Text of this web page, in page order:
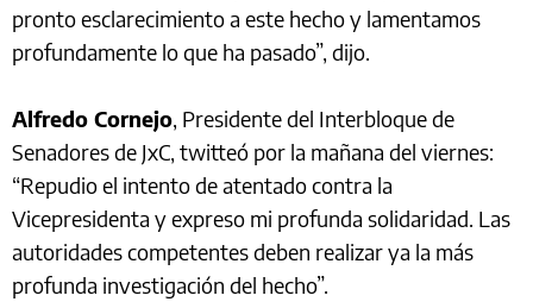
pronto esclarecimiento a este hecho y lamentamos
profundamente lo que ha pasado”, dijo.
Alfredo Cornejo, Presidente del Interbloque de
Senadores de JxC, twitteó por la mañana del viernes:
“Repudio el intento de atentado contra la
Vicepresidenta y expreso mi profunda solidaridad. Las
autoridades competentes deben realizar ya la más
profunda investigación del hecho”.